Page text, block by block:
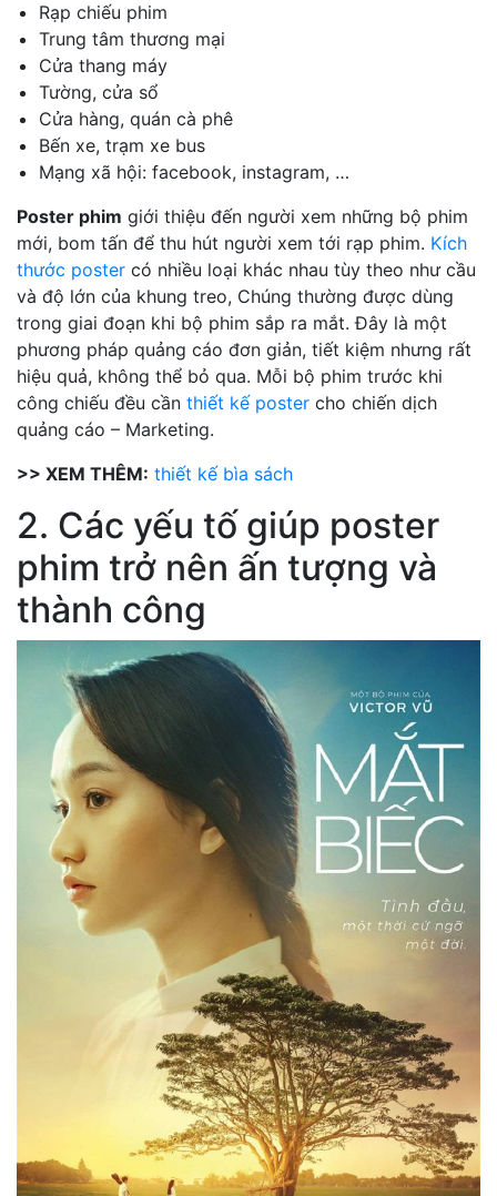
Rạp chiếu phim
Trung tâm thương mại
Cửa thang máy
Tường, cửa sổ
Cửa hàng, quán cà phê
Bến xe, trạm xe bus
Mạng xã hội: facebook, instagram, …
Poster phim giới thiệu đến người xem những bộ phim
mới, bom tấn để thu hút người xem tới rạp phim. Kích
thước poster có nhiều loại khác nhau tùy theo như cầu
và độ lớn của khung treo, Chúng thường được dùng
trong giai đoạn khi bộ phim sắp ra mắt. Đây là một
phương pháp quảng cáo đơn giản, tiết kiệm nhưng rất
hiệu quả, không thể bỏ qua. Mỗi bộ phim trước khi
công chiếu đều cần thiết kế poster cho chiến dịch
quảng cáo – Marketing.
>> XEM THÊM: thiết kế bìa sách
2. Các yếu tố giúp poster
phim trở nên ấn tượng và
thành công